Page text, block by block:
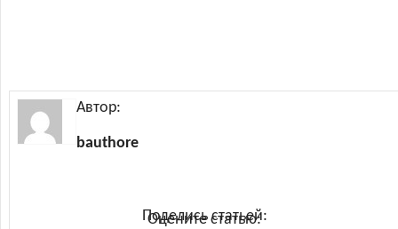
Автор:
bauthore
Поделись статьей:
Оцените статью: